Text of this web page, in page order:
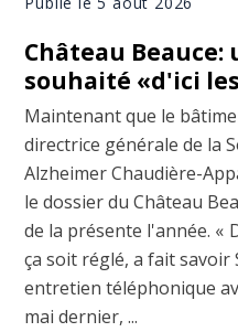
Château
souhaité «d'ici
Maintenant que le
directrice générale de la
Alzheimer Chaudière-
le dossier du Château
de la présente l'année. «
ça soit réglé, a fait savoir
entretien téléphonique
mai dernier, ...